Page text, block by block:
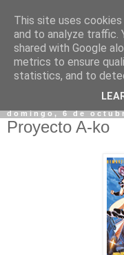
domingo, 6 de
Proyecto A-ko
This site uses
and to analyze traffic.
shared with Google
metrics to ensure
statistics, and to